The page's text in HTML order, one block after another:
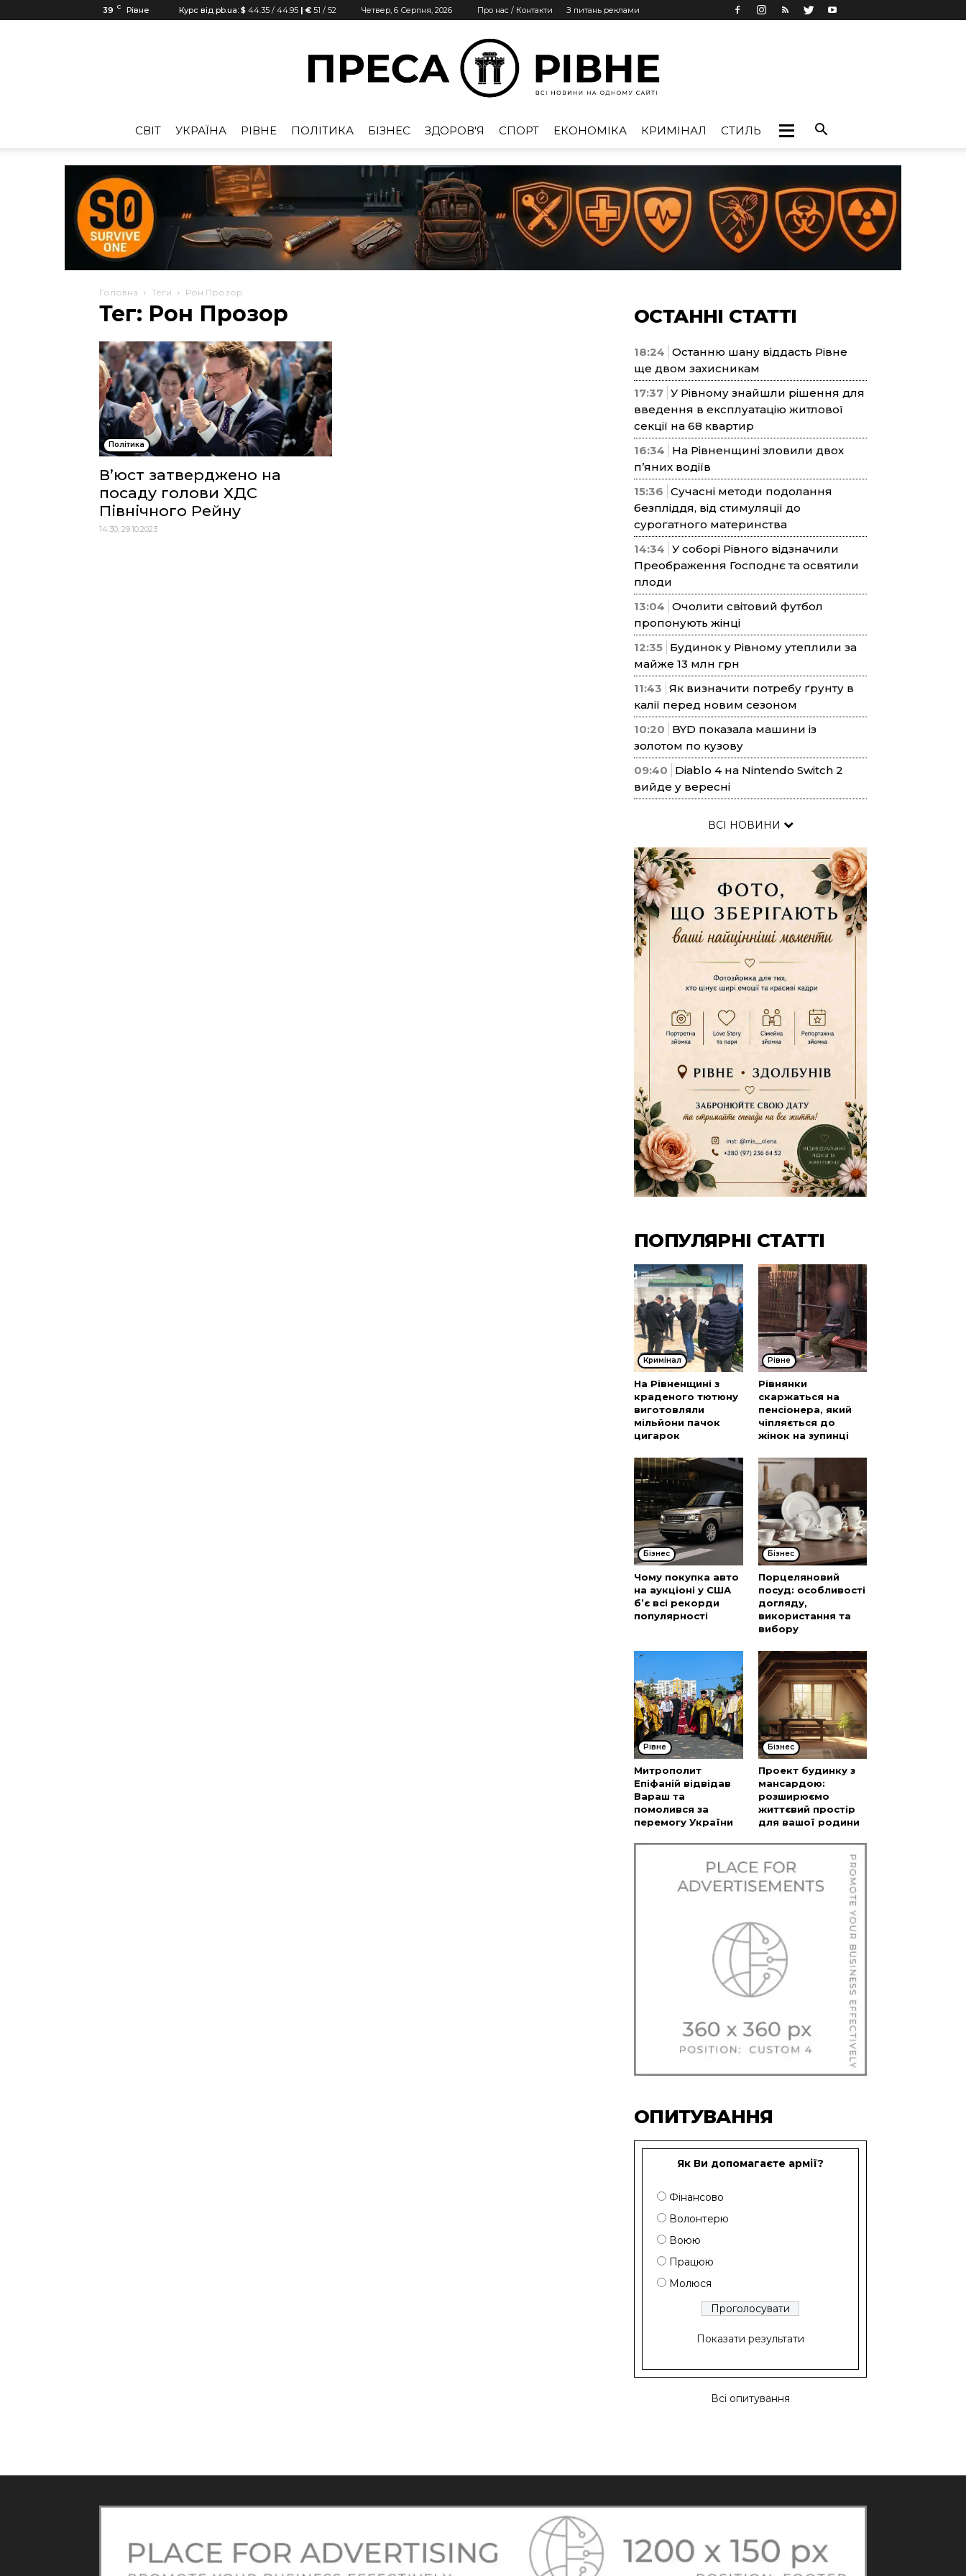
39 C Рівне Курс від pb.ua: $ 44.35 / 44.95 | € 51 / 52 Четвер, 6 Серпня, 2026 Про нас / Контакти З питань реклами
Рівне
CВІТ УКРАЇНА РІВНЕ ПОЛІТИКА БІЗНЕС ЗДОРОВ'Я СПОРТ ЕКОНОМІКА КРИМІНАЛ СТИЛЬ
Головна Теги Рон Прозор
Тег: Рон Прозор
Політика
В’юст затверджено на
посаду голови ХДС
Північного Рейну
14:30, 29.10.2023
ОСТАННІ СТАТТІ
18:24 Останню шану віддасть Рівне
ще двом захисникам
17:37 У Рівному знайшли рішення для
введення в експлуатацію житлової
секції на 68 квартир
16:34
На Рівненщині зловили двох
п’яних водіїв
15:36 Сучасні методи подолання
безпліддя, від стимуляції до
сурогатного материнства
14:34 У соборі Рівного відзначили
Преображення Господнє та освятили
плоди
13:04 Очолити світовий футбол
пропонують жінці
12:35 Будинок у Рівному утеплили за
майже 13 млн грн
11:43 Як визначити потребу ґрунту в
калії перед новим сезоном
10:20
BYD показала машини із
золотом по кузову
09:40
Diablo 4 на Nintendo Switch 2
вийде у вересні
ВСІ НОВИНИ
ПОПУЛЯРНІ СТАТТІ
Кримінал
На Рівненщині з
краденого тютюну
виготовляли
мільйони пачок
цигарок
Рівне
Рівнянки
скаржаться на
пенсіонера, який
чіпляється до
жінок на зупинці
Бізнес
Чому покупка авто
на аукціоні у США
б’є всі рекорди
популярності
Бізнес
Порцеляновий
посуд: особливості
догляду,
використання та
вибору
Рівне
Митрополит
Епіфаній відвідав
Вараш та
помолився за
перемогу України
Бізнес
Проект будинку з
мансардою:
розширюємо
життєвий простір
для вашої родини
ОПИТУВАННЯ
Як Ви допомагаєте армії?
Фінансово
Волонтерю
Воюю
Працюю
Молюся
Показати результати
Всі опитування